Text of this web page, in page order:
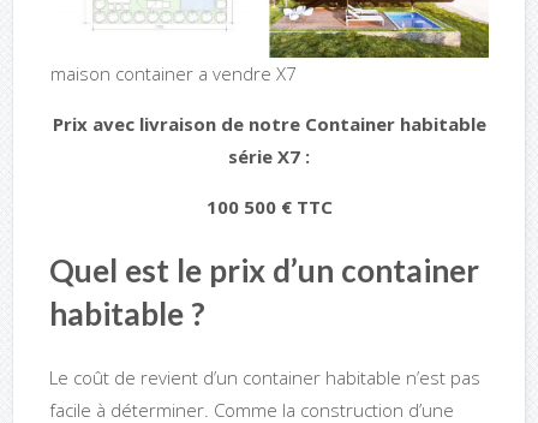
maison container a vendre X7
Prix avec livraison de notre Container habitable
série X7 :
100 500 € TTC
Quel est le prix d’un container
habitable ?
Le coût de revient d’un container habitable n’est pas
facile à déterminer. Comme la construction d’une